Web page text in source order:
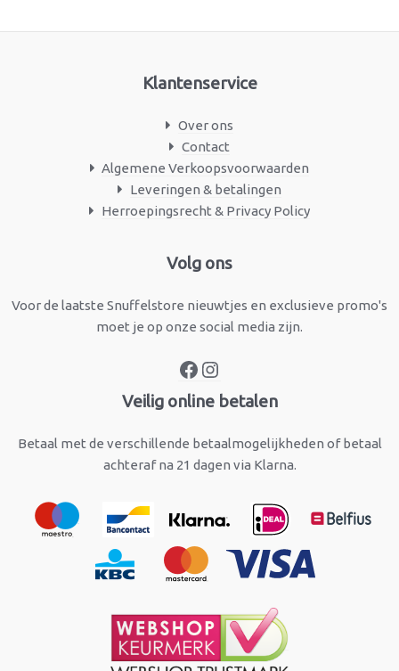
Klantenservice
Over ons
Contact
Algemene Verkoopsvoorwaarden
Leveringen & betalingen
Herroepingsrecht & Privacy Policy
Volg ons
Voor de laatste Snuffelstore nieuwtjes en exclusieve promo's
moet je op onze social media zijn.
Facebook
Veilig online betalen
Betaal met de verschillende betaalmogelijkheden of betaal
achteraf na 21 dagen via Klarna.